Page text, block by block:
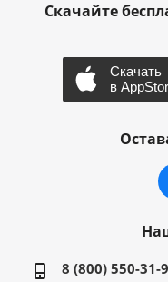
Скачайте
8 (800) 550-31-